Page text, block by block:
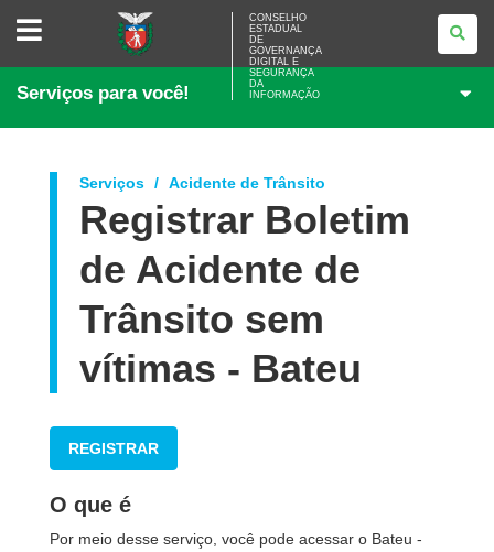
CONSELHO
ESTADUAL
GOVERNANÇA
E
DA
CONSELHO
ESTADUAL
DE
GOVERNANÇA
DIGITAL E
SEGURANÇA
DA
INFORMAÇÃO
Serviços para você!
Serviços Acidente de Trânsito
Registrar Boletim
de Acidente de
Trânsito sem
vítimas - Bateu
REGISTRAR
O que é
Por meio desse serviço, você pode acessar o Bateu -